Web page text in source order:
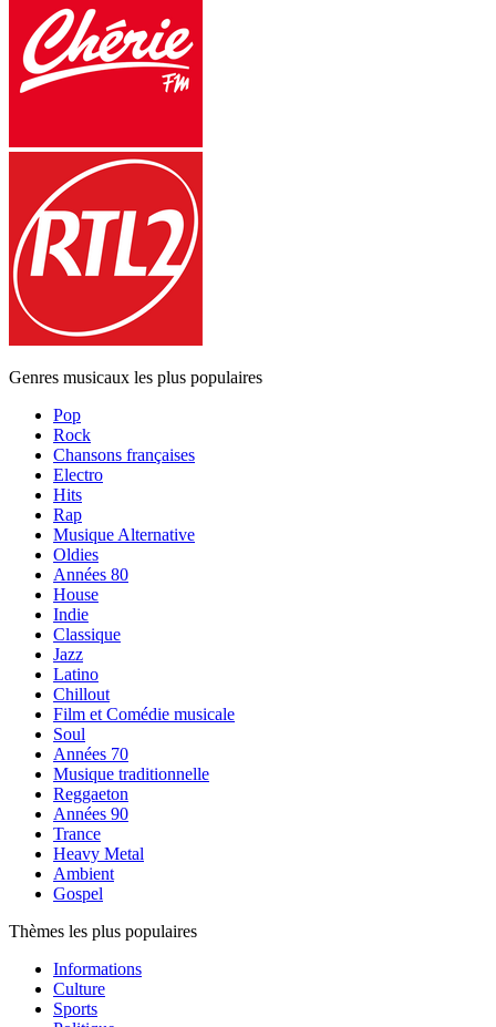
Genres musicaux les plus populaires
Pop
Rock
Chansons françaises
Electro
Hits
Rap
Musique Alternative
Oldies
Années 80
House
Indie
Classique
Jazz
Latino
Chillout
Film et Comédie musicale
Soul
Années 70
Musique traditionnelle
Reggaeton
Années 90
Trance
Heavy Metal
Ambient
Gospel
Thèmes les plus populaires
Informations
Culture
Sports